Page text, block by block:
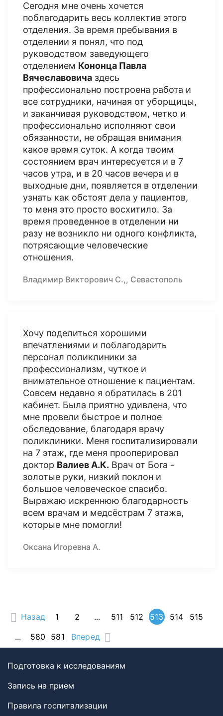
Сегодня мне очень хочется
поблагодарить весь коллектив этого
отделения. За время пребывания в
отделении я понял, что под
руководством заведующего
отделением Кононца Павла
Вячеславовича здесь
профессионально построена работа и
все сотрудники, начиная от уборщицы,
и заканчивая руководством, четко и
профессионально исполняют свои
обязанности, не обращая внимания
какое время суток. А когда твоим
состоянием врач интересуется и в 7
часов утра, и в 20 часов вечера и в
выходные дни, появляется в отделении
узнать как обстоят дела у пациентов,
то меня это просто восхитило. За
время проведенное в отделении ни
разу не возникло ни одного конфликта,
потрясающие человеческие
отношения.
Владимир Викторович С.,, Севастополь
Хочу поделиться хорошими
впечатлениями и поблагодарить
персонал поликлиники за
профессионализм, чуткое и
внимательное отношение к пациентам.
Совсем недавно я обратилась в 201
кабинет. Была приятно удивлена, что
мне провели быстрое и полное
обследование, благодаря врачу
поликлиники. Меня госпитализировали
на 7 этаж, где меня прооперировал
доктор Валиев А.К. Врач от Бога -
золотые руки, низкий поклон и
большое человеческое спасибо.
Выражаю искреннюю благодарность
всем врачам и медсёстрам 7 этажа,
которые мне помогли!
Оксана Игоревна А.
Назад 1 2 ... 511 512 513 514
515
...
580 581 Вперед
Подготовка к исследованиям
Запись на прием
Правила госпитализации